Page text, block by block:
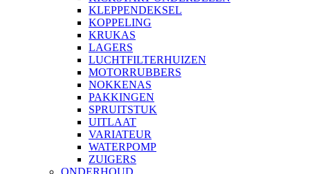
KLEPPENDEKSEL
KOPPELING
KRUKAS
LAGERS
LUCHTFILTERHUIZEN
MOTORRUBBERS
NOKKENAS
PAKKINGEN
SPRUITSTUK
UITLAAT
VARIATEUR
WATERPOMP
ZUIGERS